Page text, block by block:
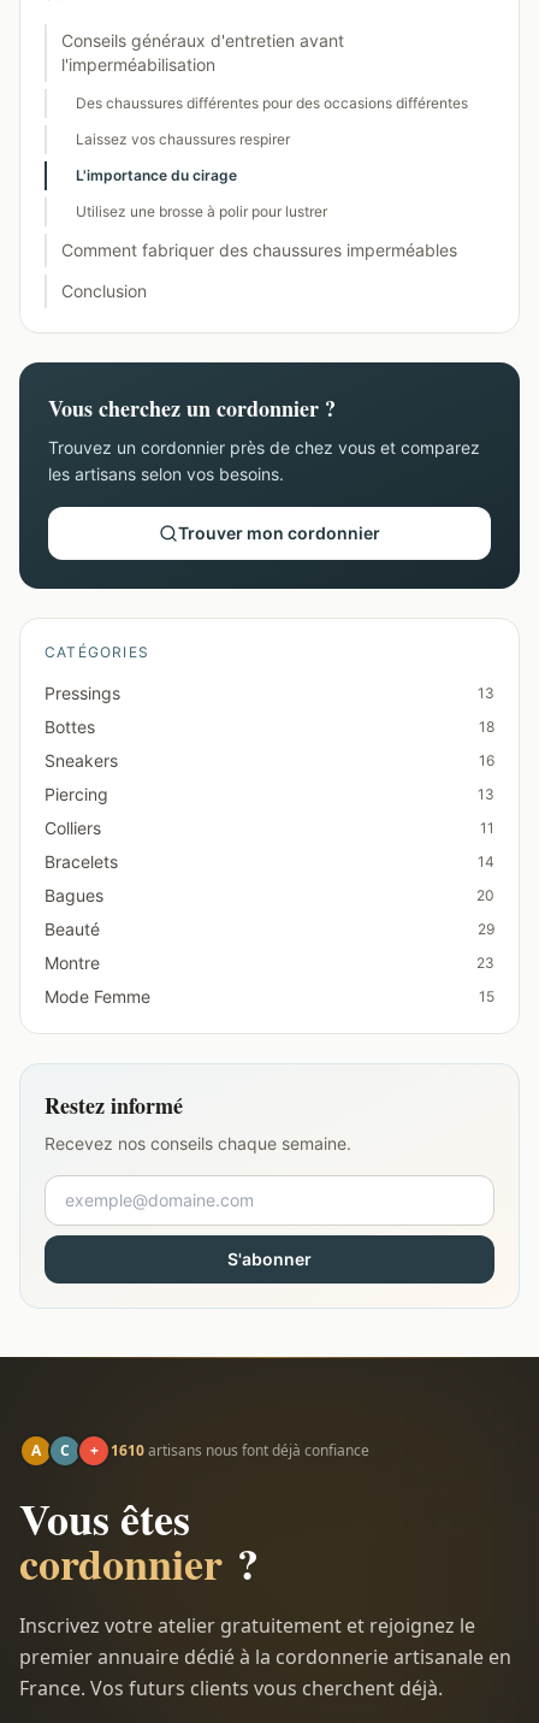
Conseils généraux d'entretien avant
l'imperméabilisation
Des chaussures différentes pour des occasions différentes
Laissez vos chaussures respirer
L'importance du cirage
Utilisez une brosse à polir pour lustrer
Comment fabriquer des chaussures imperméables
Conclusion
Vous cherchez un cordonnier ?
Trouvez un cordonnier près de chez vous et comparez
les artisans selon vos besoins.
Trouver mon cordonnier
CATÉGORIES
Pressings 13
Bottes 18
Sneakers 16
Piercing 13
Colliers 11
Bracelets 14
Bagues 20
Beauté 29
Montre 23
Mode Femme 15
Restez informé
Recevez nos conseils chaque semaine.
S'abonner
A C + 1610artisans nous font déjà confiance
Vous êtes
cordonnier ?
Inscrivez votre atelier gratuitement et rejoignez le
premier annuaire dédié à la cordonnerie artisanale en
France. Vos futurs clients vous cherchent déjà.